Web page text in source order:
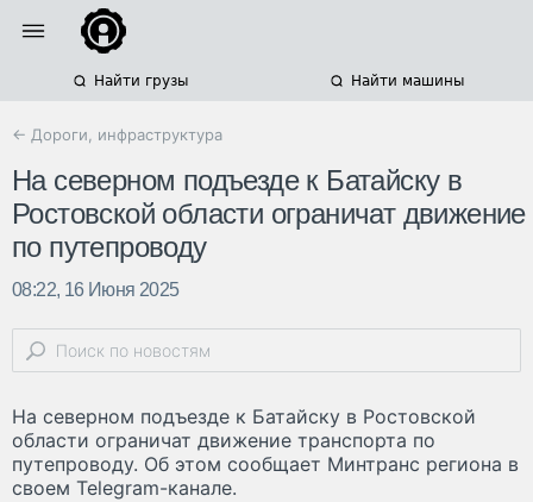
Найти грузы Найти машины
← Дороги, инфраструктура
На северном подъезде к Батайску в
Ростовской области ограничат движение
по путепроводу
08:22, 16 Июня 2025
На северном подъезде к Батайску в Ростовской
области ограничат движение транспорта по
путепроводу. Об этом сообщает Минтранс региона в
своем Telegram-канале.